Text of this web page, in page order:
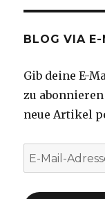
BLOG VIA E-
Gib deine E-
zu
neue Artikel
E-
Mail-
Adresse